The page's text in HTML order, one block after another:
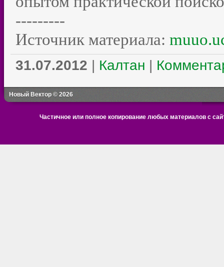
---------
Источник материала:
31.07.2012 | Калтан |
Новый Вектор © 2026
Частичное или полное копирование любых материалов с